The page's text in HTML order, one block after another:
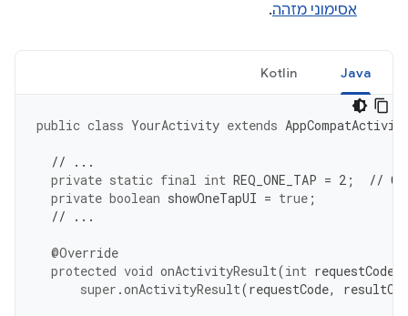
אסימוני מזהה.
Java
Kotlin
public class YourActivity extends
// ...
private static final int REQ_ONE_TAP = 2 ;
//
private boolean showOneTapUI = true ;
// ...
@Override
protected void onActivityResult(int requestCode
super .onActivityResult(requestCode,